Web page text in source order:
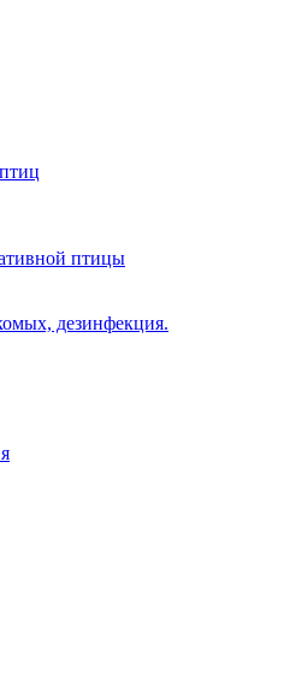
птицы
дезинфекция.